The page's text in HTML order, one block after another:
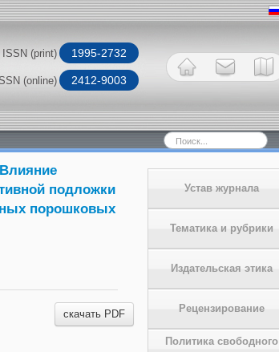
ISSN (print) 1995-2732
(online) 2412-9003
Искать...
Устав журнала
Тематика и рубрики
Издательская этика
Рецензирование
Политика свободного
подложки
порошковых
скачать PDF